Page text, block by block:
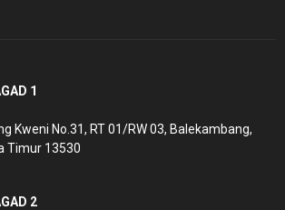
1
Kweni No.31, RT 01/RW 03, Balekambang,
Timur 13530
2